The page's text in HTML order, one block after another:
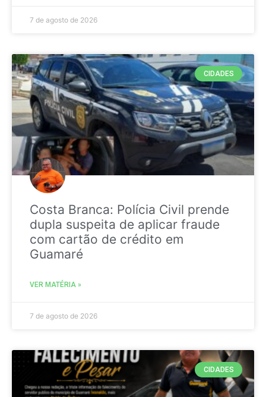
7 de agosto de 2026
CIDADES
Costa Branca: Polícia Civil prende
dupla suspeita de aplicar fraude
com cartão de crédito em
Guamaré
VER MATÉRIA »
7 de agosto de 2026
CIDADES